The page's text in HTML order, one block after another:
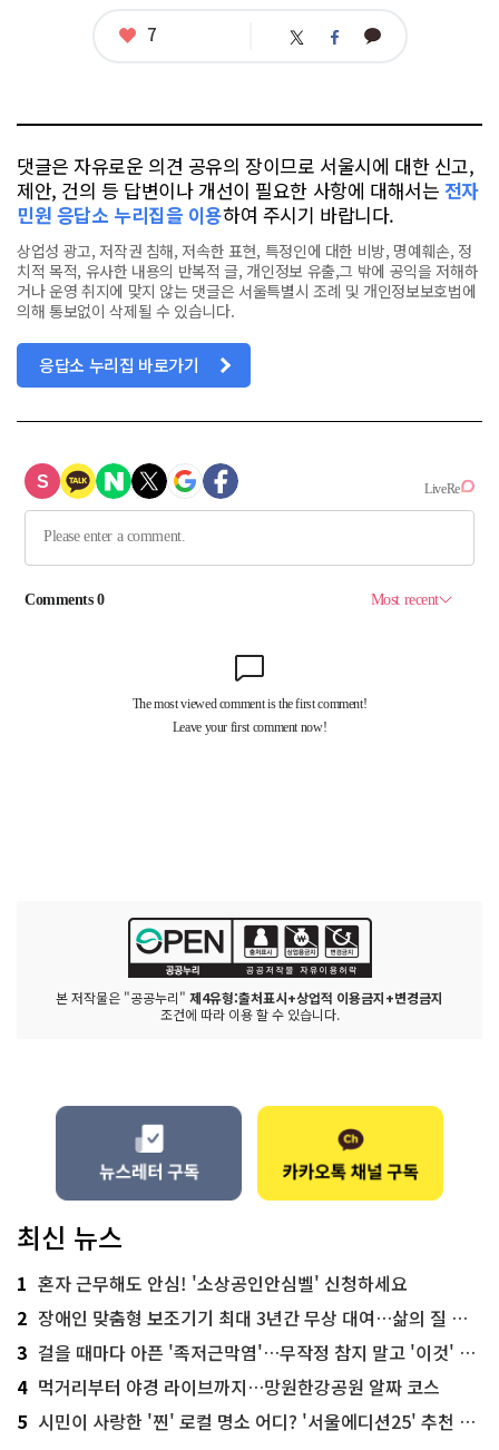
좋
7 트 페 카
댓글은 자유로운 의견 공유의 장이므로 서울시에 대한 신고,
제안, 건의 등 답변이나 개선이 필요한 사항에 대해서는 전자
민원 응답소 누리집을 이용하여 주시기 바랍니다.
상업성 광고, 저작권 침해, 저속한 표현, 특정인에 대한 비방, 명예훼손, 정
치적 목적, 유사한 내용의 반복적 글, 개인정보 유출,그 밖에 공익을 저해하
거나 운영 취지에 맞지 않는 댓글은 서울특별시 조례 및 개인정보보호법에
의해 통보없이 삭제될 수 있습니다.
응답소 누리집 바로가기
본 저작물은 "공공누리" 제4유형:출처표시+상업적 이용금지+변경금지
조건에 따라 이용 할 수 있습니다.
최신 뉴스
1 혼자 근무해도 안심! '소상공인안심벨' 신청하세요
2 장애인 맞춤형 보조기기 최대 3년간 무상 대여…삶의 질 높인다
3 걸을 때마다 아픈 '족저근막염'…무작정 참지 말고 '이것' 해보세요!
4 먹거리부터 야경 라이브까지…망원한강공원 알짜 코스
5 시민이 사랑한 '찐' 로컬 명소 어디? '서울에디션25' 추천 코스